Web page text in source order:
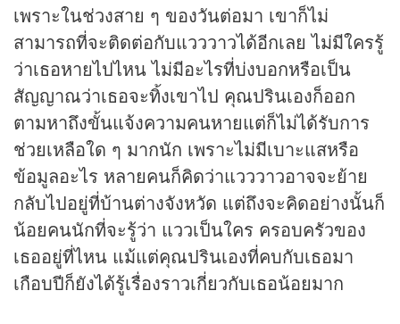
เพราะในช่วงสาย ๆ ของวันต่อมา เขาก็ไม่
สามารถที่จะติดต่อกับแวววาวได้อีกเลย ไม่มีใครรู้
ว่าเธอหายไปไหน ไม่มีอะไรที่บ่งบอกหรือเป็น
สัญญาณว่าเธอจะทิ้งเขาไป คุณปรินเองก็ออก
ตามหาถึงขั้นแจ้งความคนหายแต่ก็ไม่ได้รับการ
ช่วยเหลือใด ๆ มากนัก เพราะไม่มีเบาะแสหรือ
ข้อมูลอะไร หลายคนก็คิดว่าแวววาวอาจจะย้าย
กลับไปอยู่ที่บ้านต่างจังหวัด แต่ถึงจะคิดอย่างนั้นก็
น้อยคนนักที่จะรู้ว่า แววเป็นใคร ครอบครัวของ
เธออยู่ที่ไหน แม้แต่คุณปรินเองที่คบกับเธอมา
เกือบปีก็ยังได้รู้เรื่องราวเกี่ยวกับเธอน้อยมาก